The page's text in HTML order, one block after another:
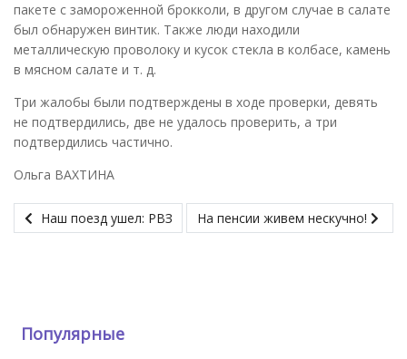
пакете с замороженной брокколи, в другом случае в салате
был обнаружен винтик. Также люди находили
металлическую проволоку и кусок стекла в колбасе, камень
в мясном салате и т. д.
Три жалобы были подтверждены в ходе проверки, девять
не подтвердились, две не удалось проверить, а три
подтвердились частично.
Ольга ВАХТИНА
Наш поезд ушел: РВЗ На пенсии живем нескучно!
Популярные